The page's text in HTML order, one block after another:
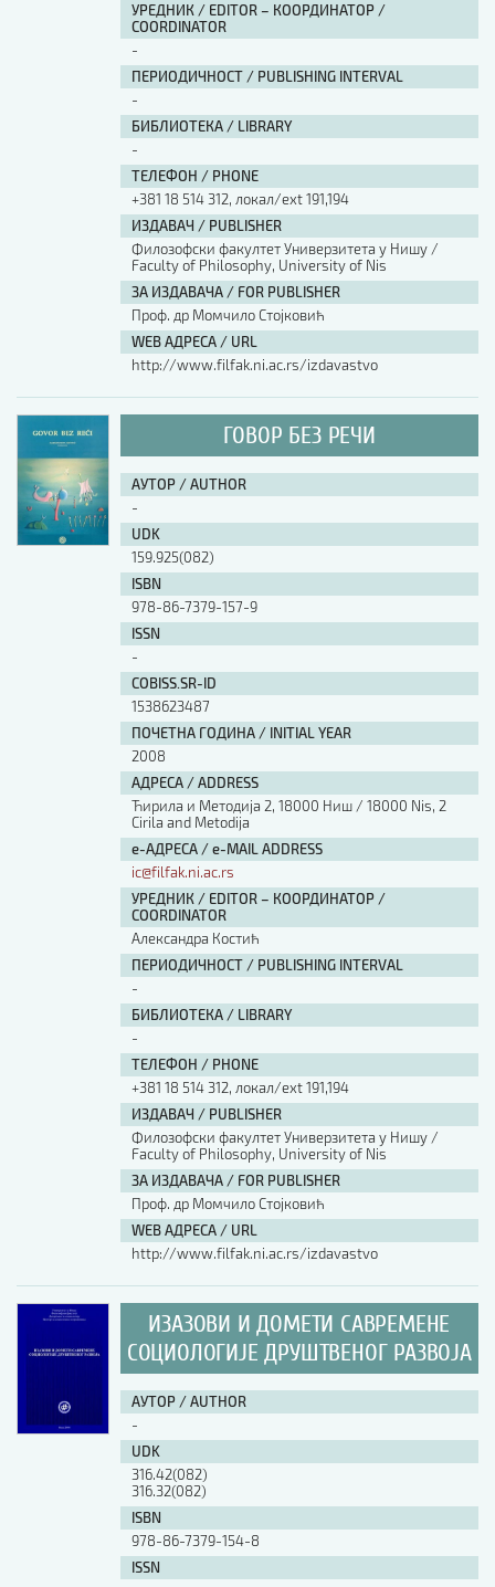
УРЕДНИК / EDITOR – КООРДИНАТОР /
COORDINATOR
-
ПЕРИОДИЧНОСТ / PUBLISHING INTERVAL
-
БИБЛИОТЕКА / LIBRARY
-
ТЕЛЕФОН / PHONE
+381 18 514 312, локал/ext 191,194
ИЗДАВАЧ / PUBLISHER
Филозофски факултет Универзитета у Нишу /
Faculty of Philosophy, University of Nis
ЗА ИЗДАВАЧА / FOR PUBLISHER
Проф. др Момчило Стојковић
WEB АДРЕСА / URL
http://www.filfak.ni.ac.rs/izdavastvo
ГОВОР БЕЗ РЕЧИ
АУТОР / AUTHOR
-
UDK
159.925(082)
ISBN
978-86-7379-157-9
ISSN
-
COBISS.SR-ID
1538623487
ПОЧЕТНА ГОДИНА / INITIAL YEAR
2008
АДРЕСА / ADDRESS
Ћирила и Методија 2, 18000 Ниш / 18000 Nis, 2
Cirila and Metodija
е-АДРЕСА / e-MAIL ADDRESS
ic@filfak.ni.ac.rs
УРЕДНИК / EDITOR – КООРДИНАТОР /
COORDINATOR
Александра Костић
ПЕРИОДИЧНОСТ / PUBLISHING INTERVAL
-
БИБЛИОТЕКА / LIBRARY
-
ТЕЛЕФОН / PHONE
+381 18 514 312, локал/ext 191,194
ИЗДАВАЧ / PUBLISHER
Филозофски факултет Универзитета у Нишу /
Faculty of Philosophy, University of Nis
ЗА ИЗДАВАЧА / FOR PUBLISHER
Проф. др Момчило Стојковић
WEB АДРЕСА / URL
http://www.filfak.ni.ac.rs/izdavastvo
ИЗАЗОВИ И ДОМЕТИ САВРЕМЕНЕ
СОЦИОЛОГИЈЕ ДРУШТВЕНОГ РАЗВОЈА
АУТОР / AUTHOR
-
UDK
316.42(082)
316.32(082)
ISBN
978-86-7379-154-8
ISSN